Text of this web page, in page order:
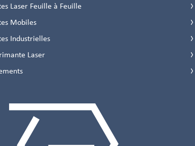
Laser Feuille à Feuille
Mobiles
Industrielles
Laser